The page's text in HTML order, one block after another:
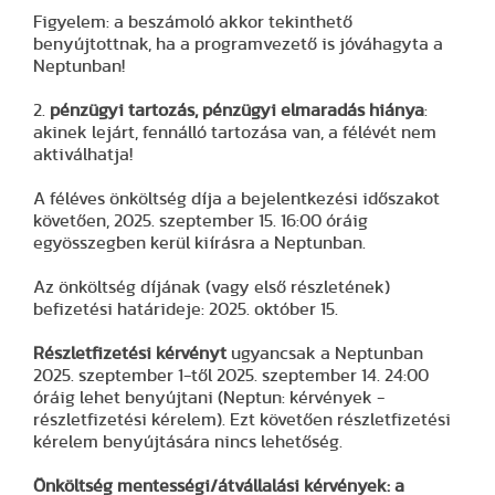
Figyelem: a beszámoló akkor tekinthető
benyújtottnak, ha a programvezető is jóváhagyta a
Neptunban!
2. pénzügyi tartozás, pénzügyi elmaradás hiánya:
akinek lejárt, fennálló tartozása van, a félévét nem
aktiválhatja!
A féléves önköltség díja a bejelentkezési időszakot
követően, 2025. szeptember 15. 16:00 óráig
egyösszegben kerül kiírásra a Neptunban.
Az önköltség díjának (vagy első részletének)
befizetési határideje: 2025. október 15.
Részletfizetési kérvényt ugyancsak a Neptunban
2025. szeptember 1-től 2025. szeptember 14. 24:00
óráig lehet benyújtani (Neptun: kérvények -
részletfizetési kérelem). Ezt követően részletfizetési
kérelem benyújtására nincs lehetőség.
Önköltség mentességi/átvállalási kérvények: a